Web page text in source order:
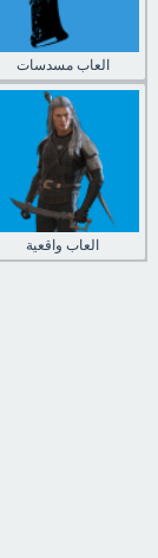
العاب مسدسات
العاب واقعية